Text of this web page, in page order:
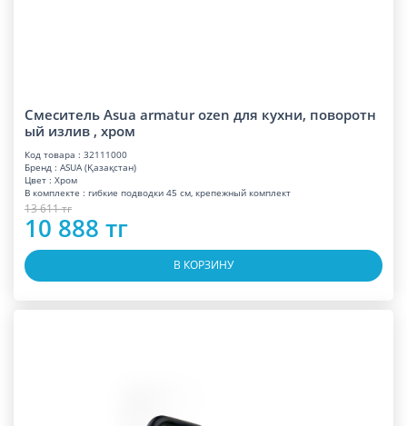
Смеситель Asua armatur ozen для кухни, поворотн
ый излив , хром
Код товара : 32111000
Бренд : ASUA (Қазақстан)
Цвет : Хром
В комплекте : гибкие подводки 45 см, крепежный комплект
13 611 тг
10 888 тг
В КОРЗИНУ